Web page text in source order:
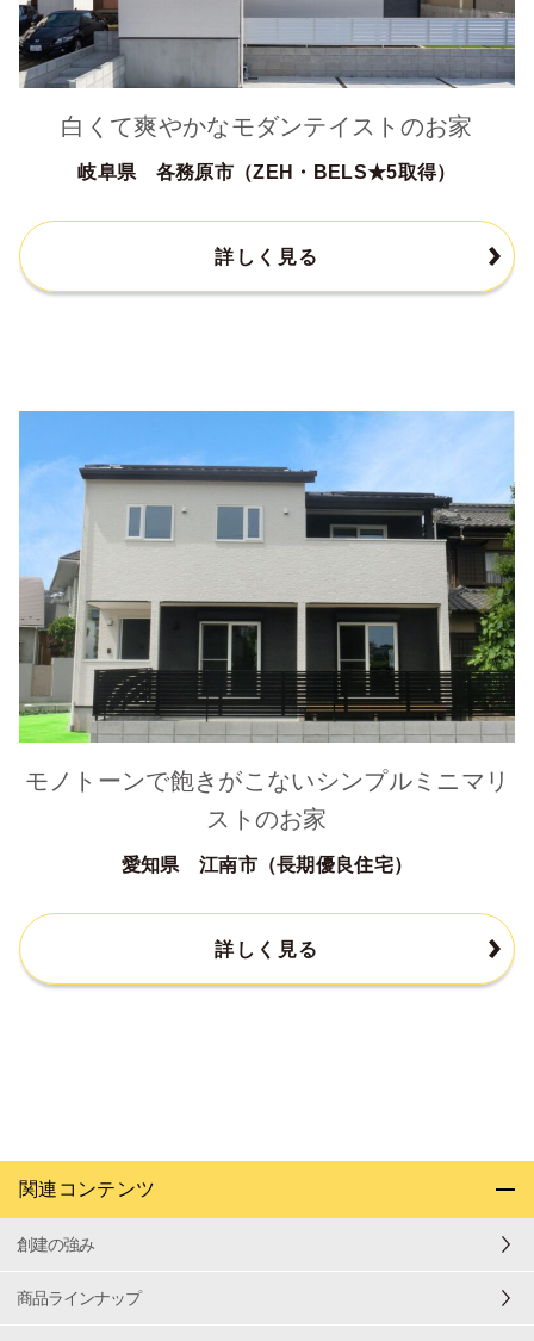
白くて爽やかなモダンテイストのお家
岐阜県 各務原市（ZEH・BELS★5取得）
詳しく見る
モノトーンで飽きがこないシンプルミニマリ
ストのお家
愛知県 江南市（長期優良住宅）
詳しく見る
関連コンテンツ
創建の強み
商品ラインナップ